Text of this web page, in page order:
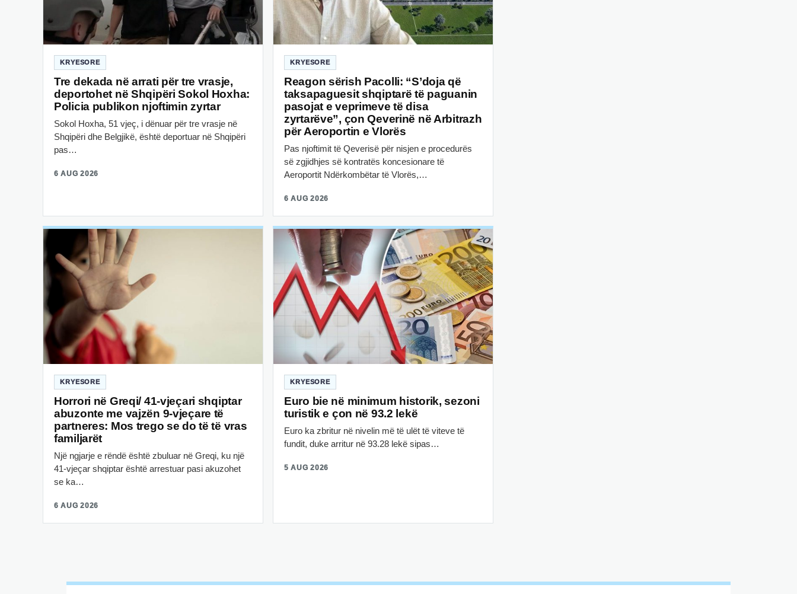
KRYESORE
Tre dekada në arrati për tre vrasje,
deportohet në Shqipëri Sokol Hoxha:
Policia publikon njoftimin zyrtar
Sokol Hoxha, 51 vjeç, i dënuar për tre vrasje në
Shqipëri dhe Belgjikë, është deportuar në Shqipëri
pas…
6 AUG 2026
KRYESORE
Reagon sërish Pacolli: “S’doja që
taksapaguesit shqiptarë të paguanin
pasojat e veprimeve të disa
zyrtarëve”, çon Qeverinë në Arbitrazh
për Aeroportin e Vlorës
Pas njoftimit të Qeverisë për nisjen e procedurës
së zgjidhjes së kontratës koncesionare të
Aeroportit Ndërkombëtar të Vlorës,…
6 AUG 2026
KRYESORE
Horrori në Greqi/ 41-vjeçari shqiptar
abuzonte me vajzën 9-vjeçare të
partneres: Mos trego se do të të vras
familjarët
Një ngjarje e rëndë është zbuluar në Greqi, ku një
41-vjeçar shqiptar është arrestuar pasi akuzohet
se ka…
6 AUG 2026
KRYESORE
Euro bie në minimum historik, sezoni
turistik e çon në 93.2 lekë
Euro ka zbritur në nivelin më të ulët të viteve të
fundit, duke arritur në 93.28 lekë sipas…
5 AUG 2026